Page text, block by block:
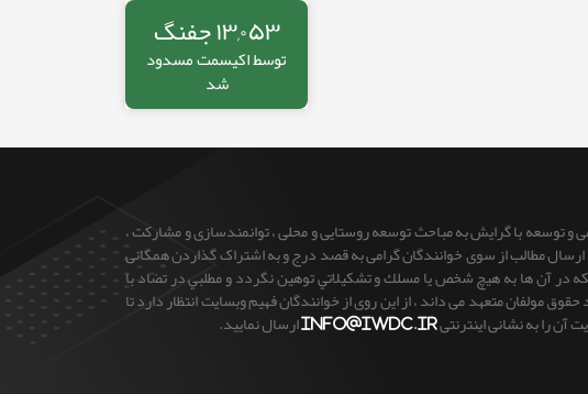
۱۳,۰۵۳ جفنگ
توسط اکیسمت مسدود
شد
و توسعه با گرایش به مباحث توسعه روستایی و محلی ، توانمندسازی و مشارکت ،
ارسال مطالب از سوی خوانندگان گرامی به قصد درج و به اشتراک گذاردن همگانی
در آن ها به هيچ شخص يا مسلك و تشكيلاتي توهين نگردد و مطلبي در تضاد با
مولفان متعهد می داند ، از این روی از خوانندگان فهیم وبسایت انتظار دارد تا
آن را به نشانی اینترنتیinfo@iwdc.irارسال نمایید.